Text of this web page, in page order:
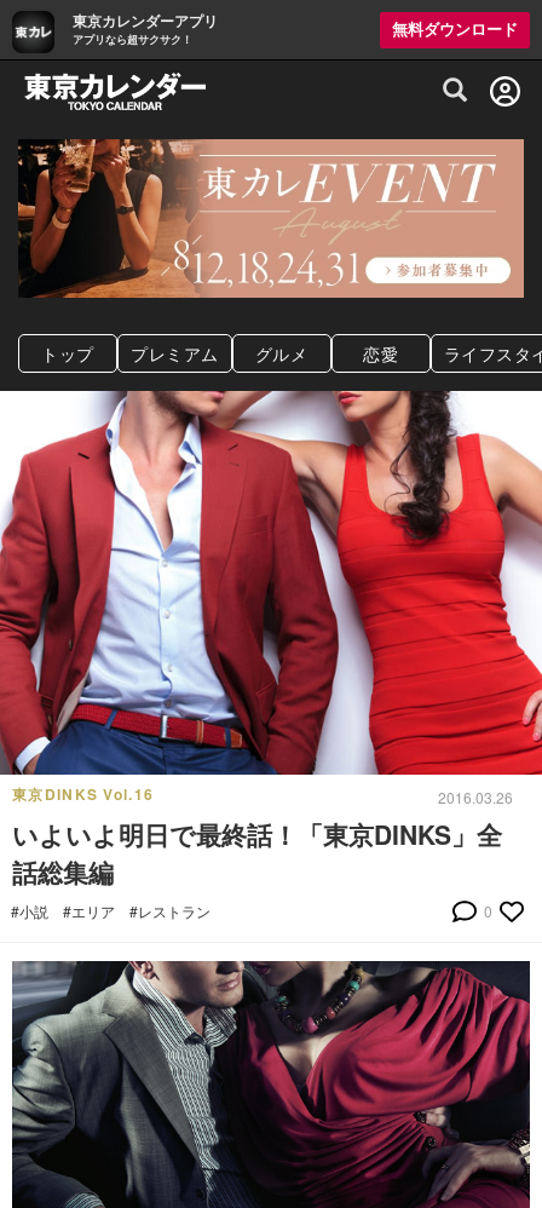
東京カレンダーアプリ
アプリなら超サクサク！
無料ダウンロード
グルメ情報・プレミアムレストラン予約
トップ プレミアム グルメ 恋愛 ライフスタ
東京DINKS Vol.16 2016.03.26
いよいよ明日で最終話！「東京DINKS」全
話総集編
#小説 #エリア #レストラン 0